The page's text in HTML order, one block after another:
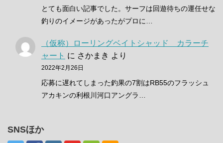
とても面白い記事でした。サーフは回遊待ちの運任せな
釣りのイメージがあったがプロに…
（仮称）ローリングベイトシャッド カラーチ
ャート に さかまき より
2022年2月26日
応募に遅れてしまった釣果の7割はRB55のフラッシュ
アカキンの利根川河口アングラ…
SNSほか